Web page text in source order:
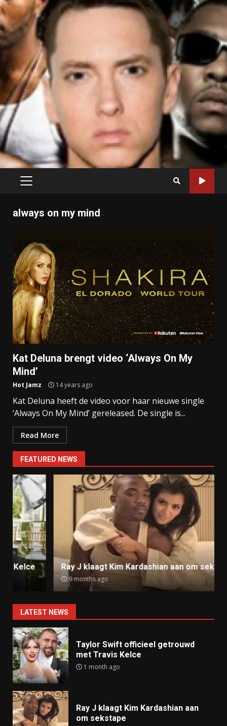
PRIMARY
always on my mind
Kat Deluna brengt video ‘Always On My
Mind’
Hot Jamz 14 years ago
Kat Deluna heeft de video voor haar nieuwe single
‘Always On My Mind’ gereleased. De single is...
Read More
FEATURED NEWS
Ray J klaagt Kim Kardashian aan om sekstape
9 months ago
LATEST NEWS
Taylor Swift officieel getrouwd
met Travis Kelce
1 month ago
Ray J klaagt Kim Kardashian aan
om sekstape